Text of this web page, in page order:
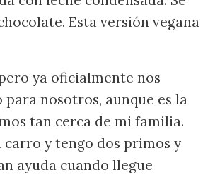
Esta versión vegana
ya oficialmente nos
para nosotros, aunque es la
tan cerca de mi familia.
carro y tengo dos primos y
ayuda cuando llegue